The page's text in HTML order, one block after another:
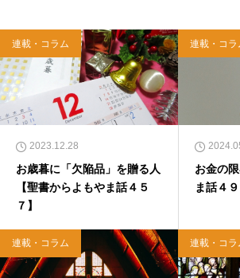
連載・コラム
2023.12.28
お歳暮に「欠陥品」を贈る人
【聖書からよもやま話４５
７】
連載・コラ
お金の
ま話４９
連載・コラム 連載・コラ